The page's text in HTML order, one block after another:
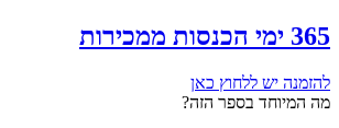
365 ימי הכנסות ממכירות
להזמנה יש ללחוץ כאן
מה המיוחד בספר הזה?